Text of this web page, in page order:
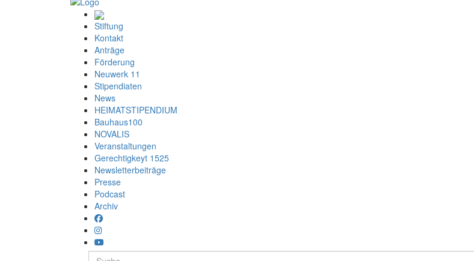
Stiftung
Kontakt
Anträge
Förderung
Neuwerk 11
Stipendiaten
News
HEIMATSTIPENDIUM
Bauhaus100
NOVALIS
Veranstaltungen
Gerechtigkeyt 1525
Newsletterbeiträge
Presse
Podcast
Archiv